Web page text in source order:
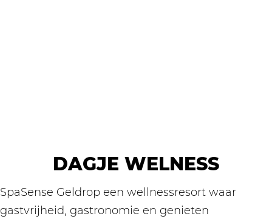
DAGJE WELNESS
SpaSense Geldrop een wellnessresort waar
gastvrijheid, gastronomie en genieten